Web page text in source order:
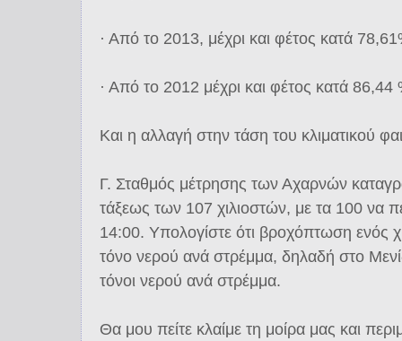
· Από το 2013, μέχρι και φέτος κατά
· Από το 2012 μέχρι και φέτος κατά 86,44
Και η αλλαγή στην τάση του κλιματικού
Γ. Σταθμός μέτρησης των Αχαρνών
τάξεως των 107 χιλιοστών, με τα 100 να
14:00. Υπολογίστε ότι βροχόπτωση ενός
τόνο νερού ανά στρέμμα, δηλαδή στο
τόνοι νερού ανά στρέμμα.
Θα μου πείτε κλαίμε τη μοίρα μας και